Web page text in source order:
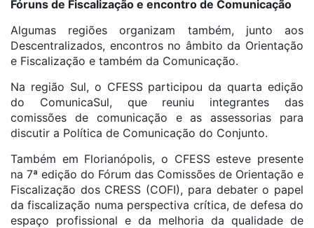
Fóruns de Fiscalização e encontro de Comunicação
Algumas regiões organizam também, junto aos
Descentralizados, encontros no âmbito da Orientação
e Fiscalização e também da Comunicação.
Na região Sul, o CFESS participou da quarta edição
do ComunicaSul, que reuniu integrantes das
comissões de comunicação e as assessorias para
discutir a Política de Comunicação do Conjunto.
Também em Florianópolis, o CFESS esteve presente
na 7ª edição do Fórum das Comissões de Orientação e
Fiscalização dos CRESS (COFI), para debater o papel
da fiscalização numa perspectiva crítica, de defesa do
espaço profissional e da melhoria da qualidade de